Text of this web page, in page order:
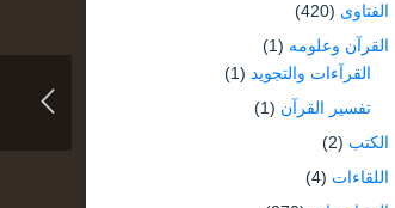
الفتاوى (420)
القرآن وعلومه (1)
القرآءات والتجويد (1)
تفسير القرآن (1)
الكتب (2)
اللقاءات (4)